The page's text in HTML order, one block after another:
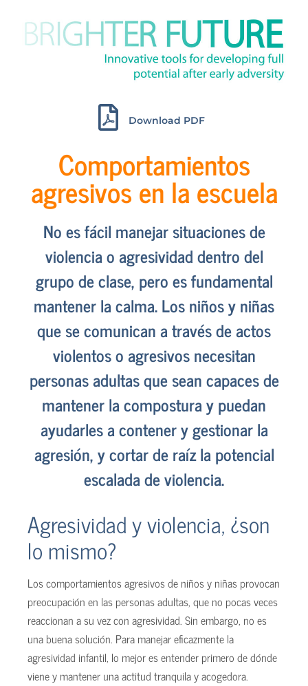
Download PDF
Comportamientos
agresivos en la escuela
No es fácil manejar situaciones de
violencia o agresividad dentro del
grupo de clase, pero es fundamental
mantener la calma. Los niños y niñas
que se comunican a través de actos
violentos o agresivos necesitan
personas adultas que sean capaces de
mantener la compostura y puedan
ayudarles a contener y gestionar la
agresión, y cortar de raíz la potencial
escalada de violencia.
Agresividad y violencia, ¿son
lo mismo?
Los comportamientos agresivos de niños y niñas provocan
preocupación en las personas adultas, que no pocas veces
reaccionan a su vez con agresividad. Sin embargo, no es
una buena solución. Para manejar eficazmente la
agresividad infantil, lo mejor es entender primero de dónde
viene y mantener una actitud tranquila y acogedora.